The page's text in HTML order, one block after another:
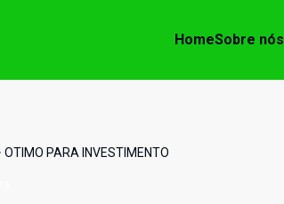
HomeSobre nós
OTIMO PARA INVESTIMENTO